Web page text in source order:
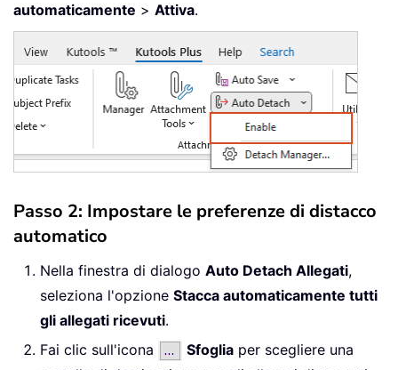
automaticamente > Attiva.
Passo 2: Impostare le preferenze di distacco
automatico
Nella finestra di dialogo Auto Detach Allegati,
seleziona l'opzione Stacca automaticamente tutti
gli allegati ricevuti.
Fai clic sull'icona
Sfoglia per scegliere una